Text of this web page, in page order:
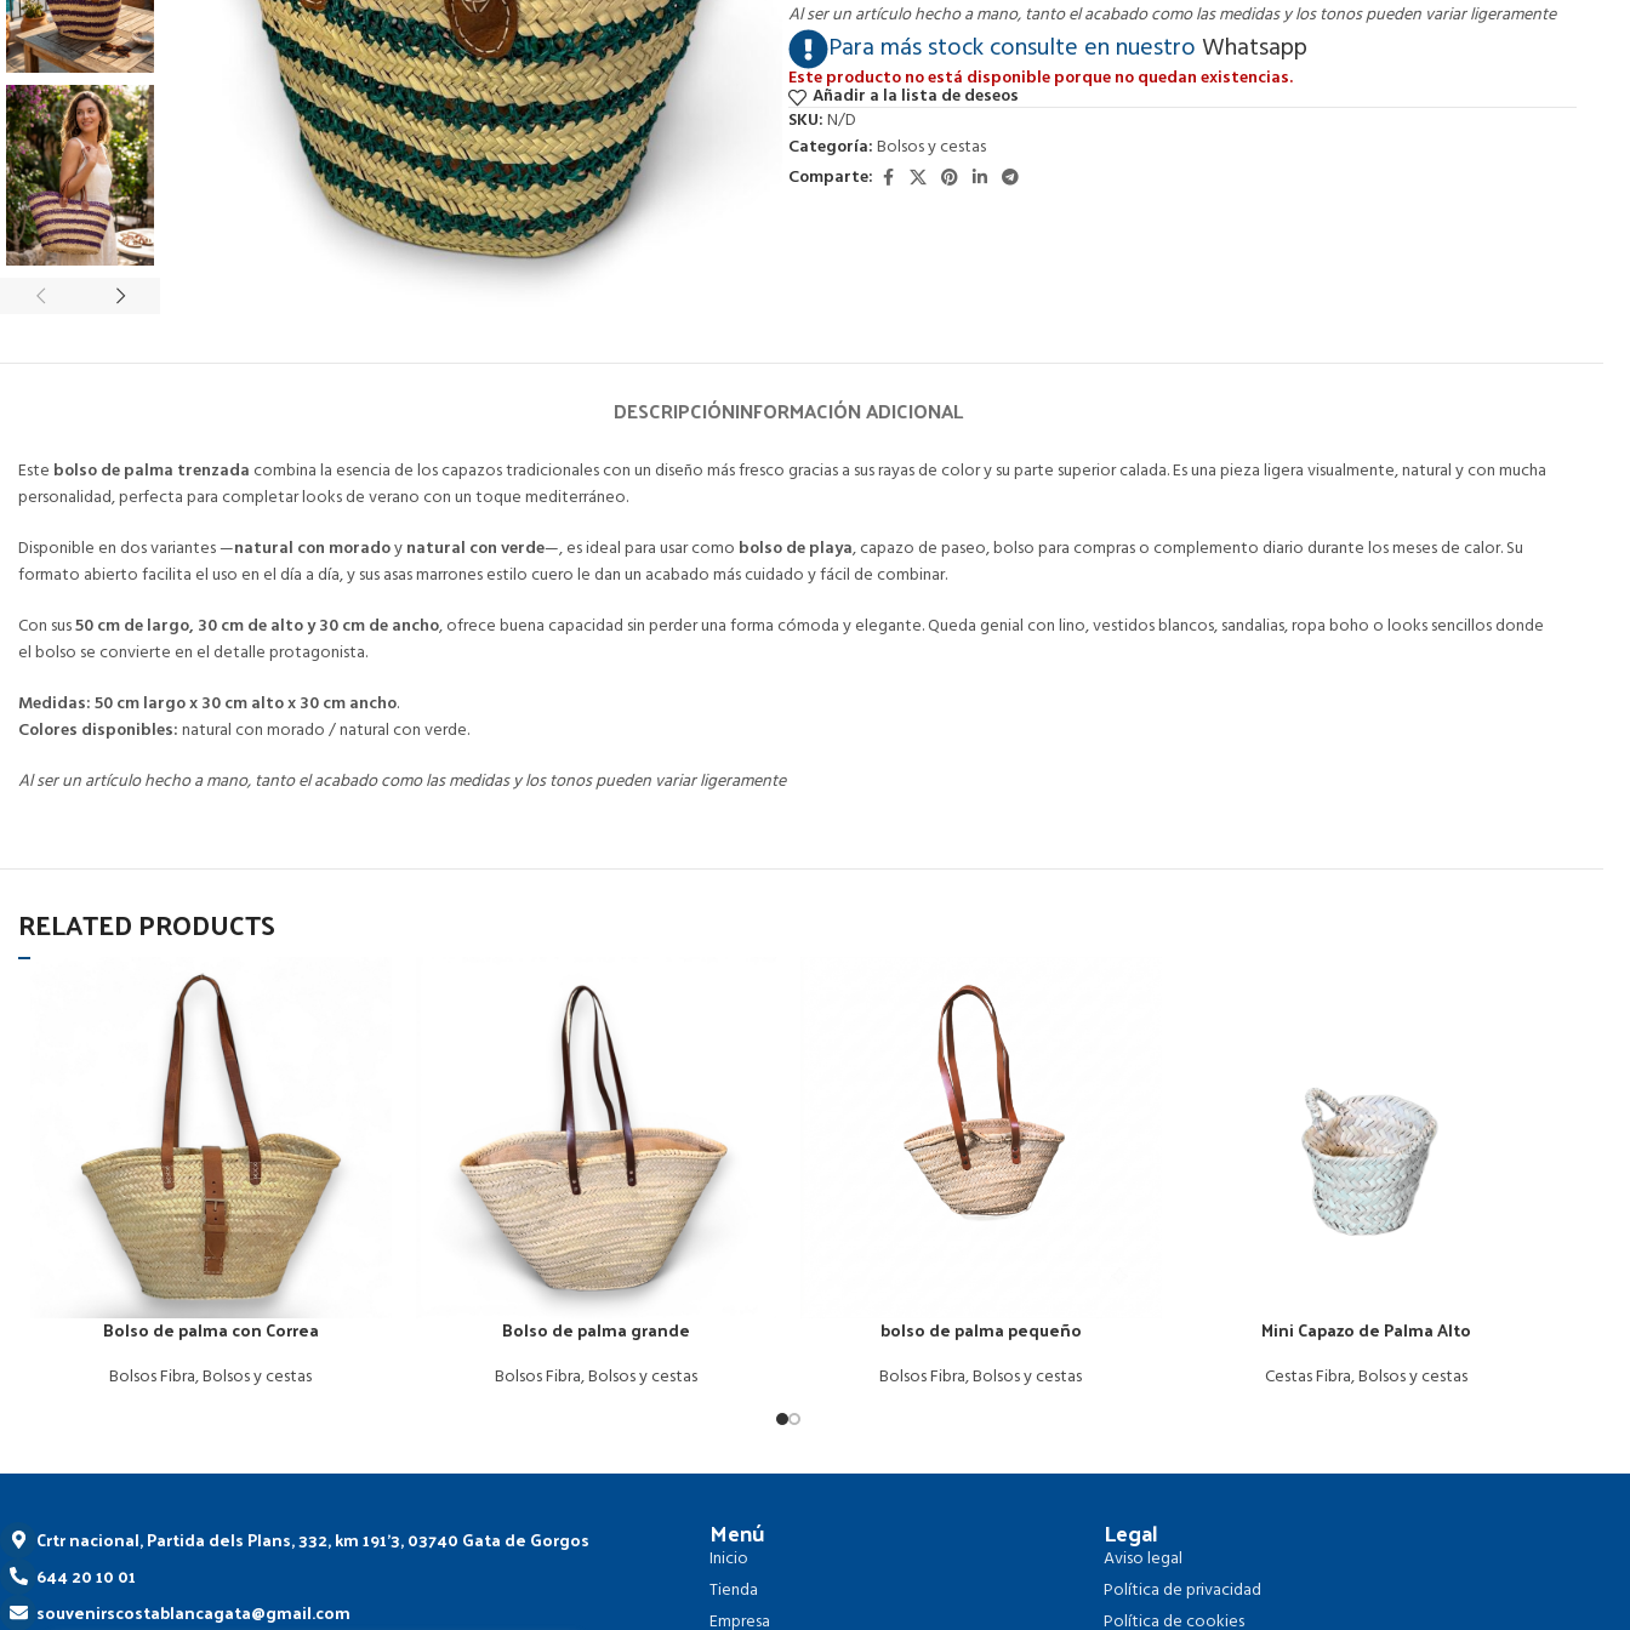
Al ser un artículo hecho a mano, tanto el acabado como las medidas y los tonos pueden variar ligeramente
Para más stock consulte en nuestroWhatsapp
Este producto no está disponible porque no quedan existencias.
Añadir a la lista de deseos
SKU:N/D
Categoría:Bolsos y cestas
Comparte:
DESCRIPCIÓNINFORMACIÓN ADICIONAL
Este bolso de palma trenzada combina la esencia de los capazos tradicionales con un diseño más fresco gracias a sus rayas de color y su parte superior calada. Es una pieza ligera visualmente, natural y con mucha
personalidad, perfecta para completar looks de verano con un toque mediterráneo.
Disponible en dos variantes —natural con moradoynatural con verde—, es ideal para usar como bolso de playa, capazo de paseo, bolso para compras o complemento diario durante los meses de calor. Su
formato abierto facilita el uso en el día a día, y sus asas marrones estilo cuero le dan un acabado más cuidado y fácil de combinar.
Con sus50 cm de largo, 30 cm de alto y 30 cm de ancho, ofrece buena capacidad sin perder una forma cómoda y elegante. Queda genial con lino, vestidos blancos, sandalias, ropa boho o looks sencillos donde
el bolso se convierte en el detalle protagonista.
Medidas:50 cm largo x 30 cm alto x 30 cm ancho.
Colores disponibles:natural con morado / natural con verde.
Al ser un artículo hecho a mano, tanto el acabado como las medidas y los tonos pueden variar ligeramente
RELATED PRODUCTS
Bolso de palma con Correa
Bolsos Fibra,Bolsos y cestas
Bolso de palma grande
Bolsos Fibra,Bolsos y cestas
bolso de palma pequeño
Bolsos Fibra,Bolsos y cestas
Mini Capazo de Palma Alto
Cestas Fibra,Bolsos y cestas
Crtr nacional, Partida dels Plans, 332, km 191'3, 03740 Gata de Gorgos
644 20 10 01
souvenirscostablancagata@gmail.com
Menú
Inicio
Tienda
Empresa
Legal
Aviso legal
Política de privacidad
Política de cookies